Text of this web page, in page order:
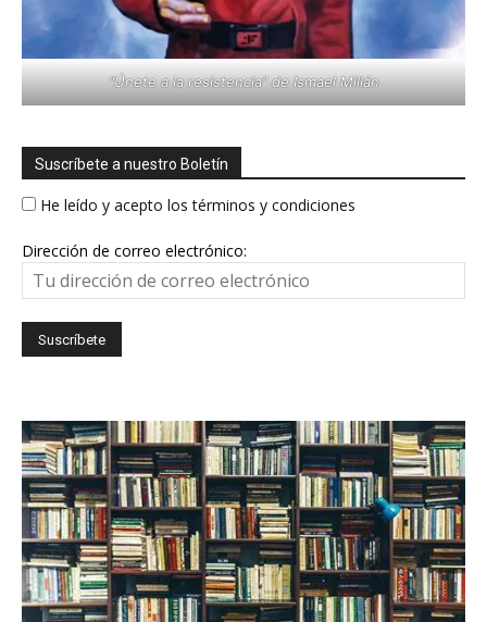
"Únete a la resistencia" de Ismael Millán
Suscríbete a nuestro Boletín
He leído y acepto los términos y condiciones
Dirección de correo electrónico: